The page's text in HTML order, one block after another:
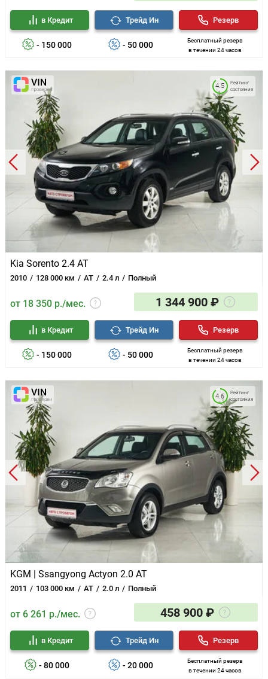
- 150 000
в Кредит
- 50 000
Трейд Ин
Бесплатный резерв
в течении 24 часов
Резерв
Kia Sorento 2.4 AT
2010 128 000 км AT 2.4 л Полный
Рейтинг
состояния
4.5
от 18 350 р./мес. 1 344 900 ₽
- 150 000
в Кредит
- 50 000
Трейд Ин
Бесплатный резерв
в течении 24 часов
Резерв
KGM | Ssangyong Actyon 2.0 AT
2011 103 000 км AT 2.0 л Полный
Рейтинг
состояния
4.6
от 6 261 р./мес. 458 900 ₽
- 80 000
в Кредит
- 20 000
Трейд Ин
Бесплатный резерв
в течении 24 часов
Резерв